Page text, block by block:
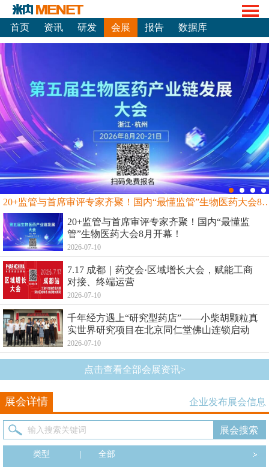
首页 资讯 研发 会展 报告 数据库
20+监管与首席审评专家齐聚！国内“最
20+监管与首席审评专家齐聚！国内“最懂监
管”生物医药大会8月开幕！
2026-07-10
7.17 成都｜药交会·区域增长大会，赋能工商
对接、终端运营
2026-07-10
千年经方遇上“研究型药店”——小柴胡颗粒真
实世界研究项目在北京同仁堂佛山连锁启动
2026-07-10
点击查看全部会展资讯>
展会详情 企业发布展会信息
类型
全部